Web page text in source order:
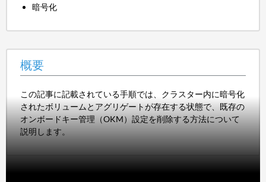
暗号化
概要
この記事に記載されている手順では、クラスター内に暗号化
されたボリュームとアグリゲートが存在する状態で、既存の
オンボードキー管理（OKM）設定を削除する方法について
説明します。